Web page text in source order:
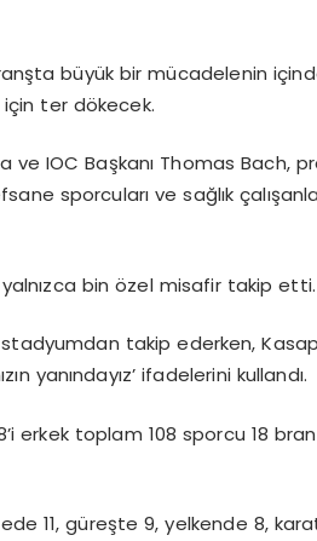
büyük bir mücadelenin
için ter dökecek.
ve IOC Başkanı Thomas Bach,
sporcuları ve sağlık
bin özel misafir takip etti.
takip ederken,
yanındayız’ ifadelerini kullandı.
erkek toplam 108 sporcu 18
11, güreşte 9, yelkende 8,